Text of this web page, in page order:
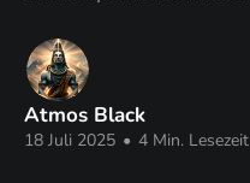
Atmos Black
18 Juli 2025 • 4 Min. Lesezeit